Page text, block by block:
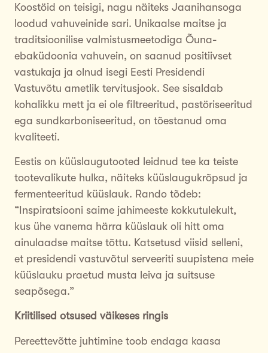
Koostöid on teisigi, nagu näiteks Jaanihansoga
loodud vahuveinide sari. Unikaalse maitse ja
traditsioonilise valmistusmeetodiga Õuna-
ebaküdoonia vahuvein, on saanud positiivset
vastukaja ja olnud isegi Eesti Presidendi
Vastuvõtu ametlik tervitusjook. See sisaldab
kohalikku mett ja ei ole filtreeritud, pastöriseeritud
ega sundkarboniseeritud, on tõestanud oma
kvaliteeti.
Eestis on küüslaugutooted leidnud tee ka teiste
tootevalikute hulka, näiteks küüslaugukrõpsud ja
fermenteeritud küüslauk. Rando tõdeb:
“Inspiratsiooni saime jahimeeste kokkutulekult,
kus ühe vanema härra küüslauk oli hitt oma
ainulaadse maitse tõttu. Katsetusd viisid selleni,
et presidendi vastuvõtul serveeriti suupistena meie
küüslauku praetud musta leiva ja suitsuse
seapõsega.”
Kriitilised otsused väikeses ringis
Pereettevõtte juhtimine toob endaga kaasa